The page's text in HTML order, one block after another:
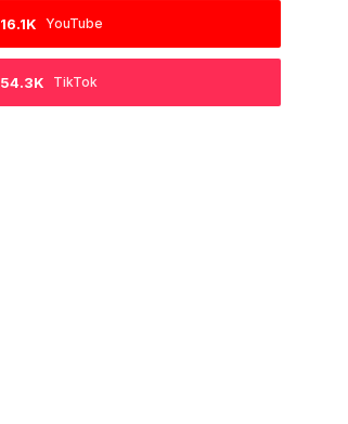
YouTube
16.1K
TikTok
54.3K